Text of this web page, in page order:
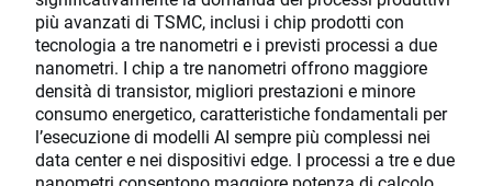
più avanzati di TSMC, inclusi i chip prodotti con
tecnologia a tre nanometri e i previsti processi a due
nanometri. I chip a tre nanometri offrono maggiore
densità di transistor, migliori prestazioni e minore
consumo energetico, caratteristiche fondamentali per
l’esecuzione di modelli AI sempre più complessi nei
data center e nei dispositivi edge. I processi a tre e due